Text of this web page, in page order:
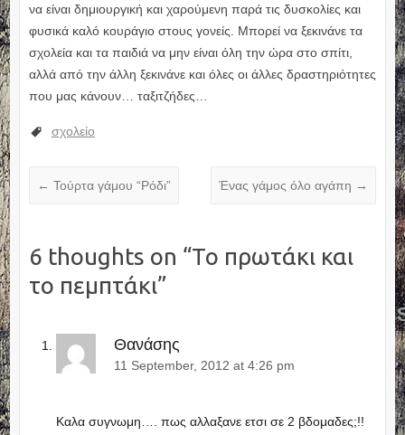
να είναι δημιουργική και χαρούμενη παρά τις δυσκολίες και
φυσικά καλό κουράγιο στους γονείς. Μπορεί να ξεκινάνε τα
σχολεία και τα παιδιά να μην είναι όλη την ώρα στο σπίτι,
αλλά από την άλλη ξεκινάνε και όλες οι άλλες δραστηριότητες
που μας κάνουν… ταξιτζήδες…
σχολείο
← Τούρτα γάμου “Ρόδι” Ένας γάμος όλο αγάπη →
6 thoughts on “Το πρωτάκι και
το πεμπτάκι”
Θανάσης
11 September, 2012 at 4:26 pm
Καλα συγνωμη…. πως αλλαξανε ετσι σε 2 βδομαδες;!!